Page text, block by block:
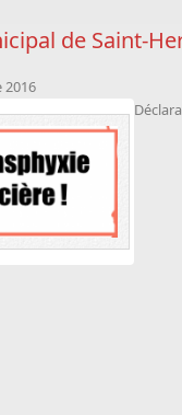
de Saint-
2016